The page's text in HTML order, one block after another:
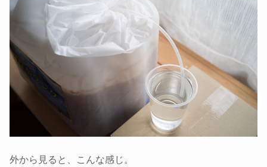
外から見ると、こんな感じ。